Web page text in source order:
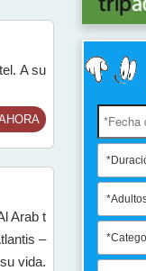
A su
Arab t
–
vida.